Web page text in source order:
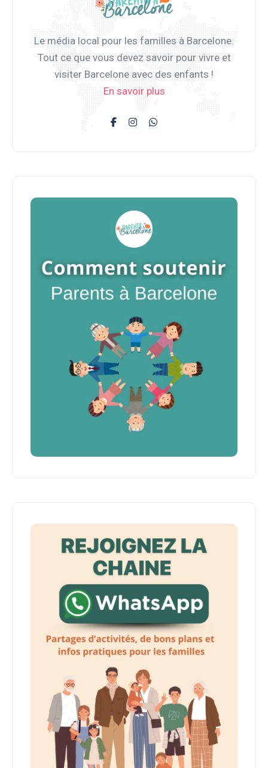
Le média local pour les familles à Barcelone.
Tout ce que vous devez savoir pour vivre et
visiter Barcelone avec des enfants !
En savoir plus